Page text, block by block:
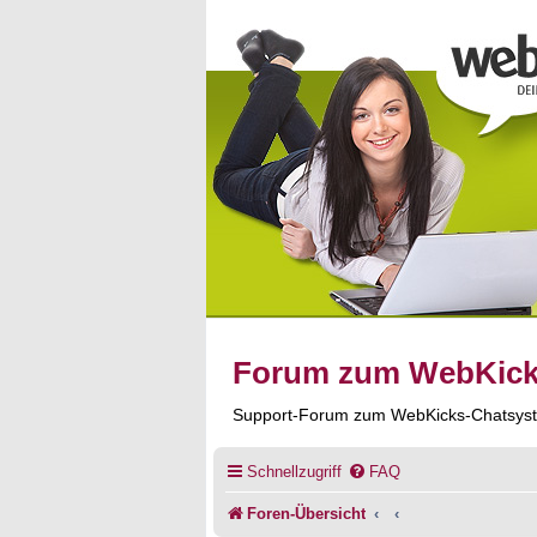
Forum zum
Support-Forum zum WebKicks-
Schnellzugriff FAQ
Foren-Übersicht